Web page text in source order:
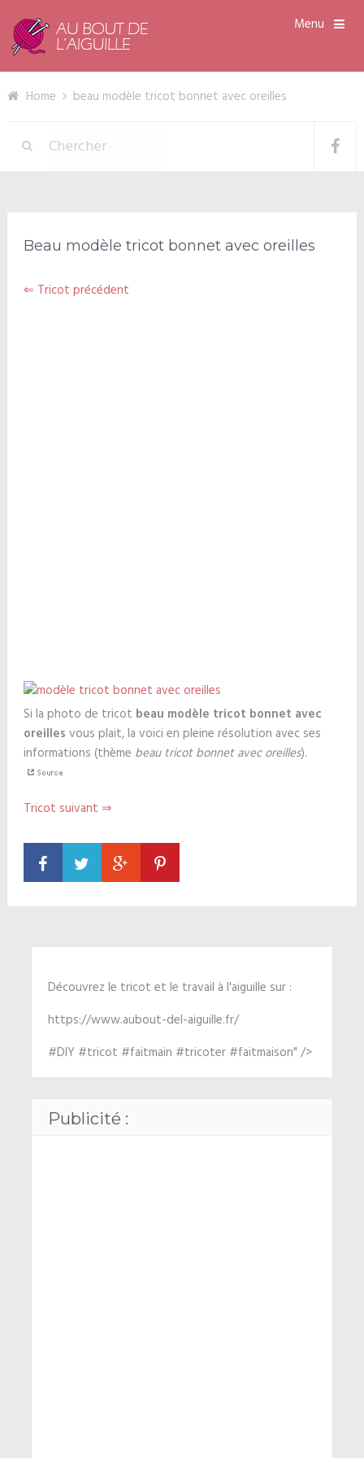
Menu
Home beau modèle tricot bonnet avec oreilles
Beau modèle tricot bonnet avec oreilles
⇐ Tricot précédent
Si la photo de tricot beau modèle tricot bonnet avec
oreilles vous plait, la voici en pleine résolution avec ses
informations (thème beau tricot bonnet avec oreilles).
Tricot suivant ⇒
Découvrez le tricot et le travail à l'aiguille sur :
https://www.aubout-del-aiguille.fr/
#DIY #tricot #faitmain #tricoter #faitmaison" />
Publicité :